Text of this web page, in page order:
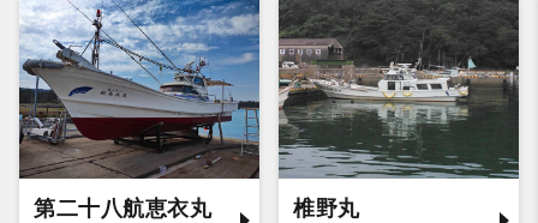
第二十八航恵衣丸 椎野丸